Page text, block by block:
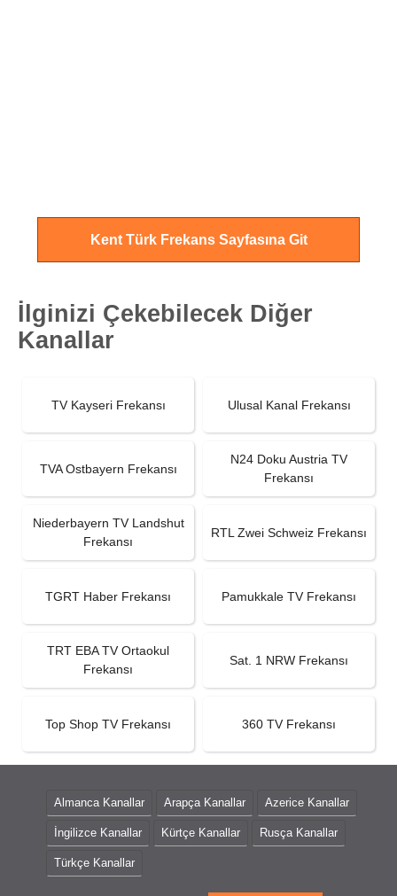
Kent Türk Frekans Sayfasına Git
İlginizi Çekebilecek Diğer
Kanallar
TV Kayseri Frekansı Ulusal Kanal Frekansı
TVA Ostbayern Frekansı
N24 Doku Austria TV
Frekansı
Niederbayern TV Landshut
Frekansı
RTL Zwei Schweiz Frekansı
TGRT Haber Frekansı Pamukkale TV Frekansı
TRT EBA TV Ortaokul
Frekansı
Sat. 1 NRW Frekansı
Top Shop TV Frekansı 360 TV Frekansı
Almanca Kanallar Arapça Kanallar Azerice Kanallar
İngilizce Kanallar Kürtçe Kanallar Rusça Kanallar
Türkçe Kanallar